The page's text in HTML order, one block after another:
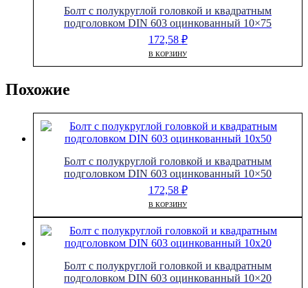
Болт с полукруглой головкой и квадратным
подголовком DIN 603 оцинкованный 10×75
172,58 ₽
В КОРЗИНУ
Похожие
Болт с полукруглой головкой и квадратным
подголовком DIN 603 оцинкованный 10×50
172,58 ₽
В КОРЗИНУ
Болт с полукруглой головкой и квадратным
подголовком DIN 603 оцинкованный 10×20